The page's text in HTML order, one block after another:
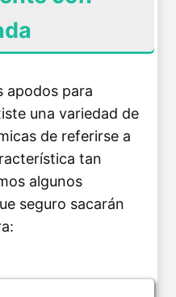
apodos para
una variedad de
de referirse a
tan
algunos
seguro sacarán